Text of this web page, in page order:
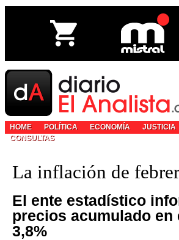
HOME POLÍTICA ECONOMÍA JUSTICIA
CONSULTAS
La inflación de
El ente estadístico
precios acumulado
3,8%